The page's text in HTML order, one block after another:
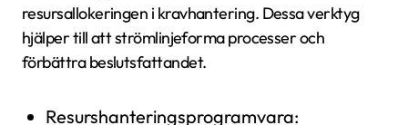
resursallokeringen i kravhantering. Dessa verktyg
hjälper till att strömlinjeforma processer och
förbättra beslutsfattandet.
Resurshanteringsprogramvara: